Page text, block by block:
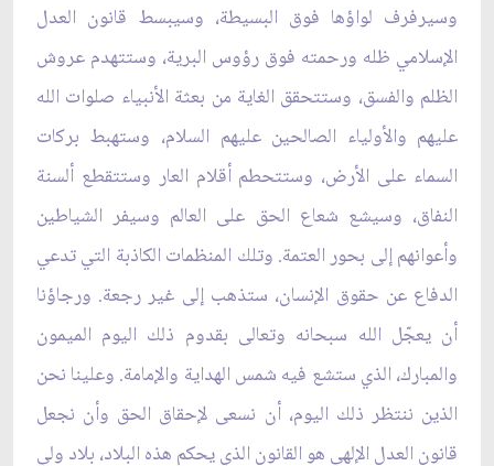
وسيرفرف لواؤها فوق البسيطة، وسيبسط قانون العدل
الإسلامي ظله ورحمته فوق رؤوس البرية، وستتهدم عروش
الظلم والفسق، وستتحقق الغاية من بعثة الأنبياء صلوات الله
عليهم والأولياء الصالحين عليهم السلام، وستهبط بركات
السماء على الأرض، وستتحطم أقلام العار وستتقطع ألسنة
النفاق، وسيشع شعاع الحق على العالم وسيفر الشياطين
وأعوانهم إلى بحور العتمة. وتلك المنظمات الكاذبة التي تدعي
الدفاع عن حقوق الإنسان، ستذهب إلى غير رجعة. ورجاؤنا
أن يعجّل الله سبحانه وتعالى بقدوم ذلك اليوم الميمون
والمبارك، الذي ستشع فيه شمس الهداية والإمامة. وعلينا نحن
الذين ننتظر ذلك اليوم، أن نسعى لإحقاق الحق وأن نجعل
قانون العدل الإلهي هو القانون الذي يحكم هذه البلاد، بلاد ولي